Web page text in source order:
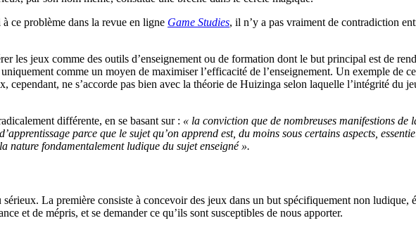
ce problème dans la revue en ligne Game Studies, il n’y a pas vraiment de contradiction
les jeux comme des outils d’enseignement ou de formation dont le but principal est de
comme un moyen de maximiser l’efficacité de l’enseignement. Un exemple de
cependant, ne s’accorde pas bien avec la théorie de Huizinga selon laquelle l’intégrité du
différente, en se basant sur : « la conviction que de nombreuses manifestions de
parce que le sujet qu’on apprend est, du moins sous certains aspects,
nature fondamentalement ludique du sujet enseigné ».
La première consiste à concevoir des jeux dans un but spécifiquement non ludique,
et de mépris, et se demander ce qu’ils sont susceptibles de nous apporter.